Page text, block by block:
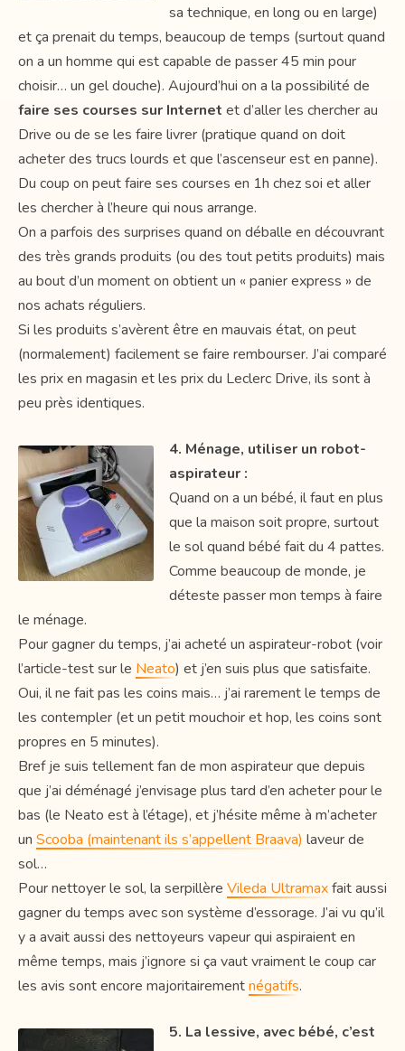
sa technique, en long ou en large)
et ça prenait du temps, beaucoup de temps (surtout quand
on a un homme qui est capable de passer 45 min pour
choisir… un gel douche). Aujourd’hui on a la possibilité de
faire ses courses sur Internet et d’aller les chercher au
Drive ou de se les faire livrer (pratique quand on doit
acheter des trucs lourds et que l’ascenseur est en panne).
Du coup on peut faire ses courses en 1h chez soi et aller
les chercher à l’heure qui nous arrange.
On a parfois des surprises quand on déballe en découvrant
des très grands produits (ou des tout petits produits) mais
au bout d’un moment on obtient un « panier express » de
nos achats réguliers.
Si les produits s’avèrent être en mauvais état, on peut
(normalement) facilement se faire rembourser. J’ai comparé
les prix en magasin et les prix du Leclerc Drive, ils sont à
peu près identiques.
4. Ménage, utiliser un robot-
aspirateur :
Quand on a un bébé, il faut en plus
que la maison soit propre, surtout
le sol quand bébé fait du 4 pattes.
Comme beaucoup de monde, je
déteste passer mon temps à faire
le ménage.
Pour gagner du temps, j’ai acheté un aspirateur-robot (voir
l’article-test sur le Neato) et j’en suis plus que satisfaite.
Oui, il ne fait pas les coins mais… j’ai rarement le temps de
les contempler (et un petit mouchoir et hop, les coins sont
propres en 5 minutes).
Bref je suis tellement fan de mon aspirateur que depuis
que j’ai déménagé j’envisage plus tard d’en acheter pour le
bas (le Neato est à l’étage), et j’hésite même à m’acheter
un Scooba (maintenant ils s’appellent Braava) laveur de
sol…
Pour nettoyer le sol, la serpillère Vileda Ultramaxfait aussi
gagner du temps avec son système d’essorage. J’ai vu qu’il
y a avait aussi des nettoyeurs vapeur qui aspiraient en
même temps, mais j’ignore si ça vaut vraiment le coup car
les avis sont encore majoritairementnégatifs.
5. La lessive, avec bébé, c’est